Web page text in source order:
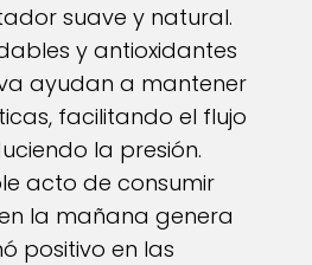
suave y natural.
y antioxidantes
ayudan a mantener
facilitando el flujo
la presión.
acto de consumir
la mañana genera
positivo en las